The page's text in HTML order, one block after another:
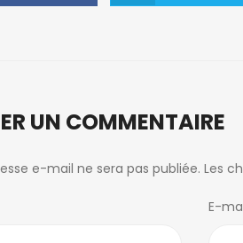
UN COMMENTAIRE
e-mail ne sera pas publiée. Les
E-